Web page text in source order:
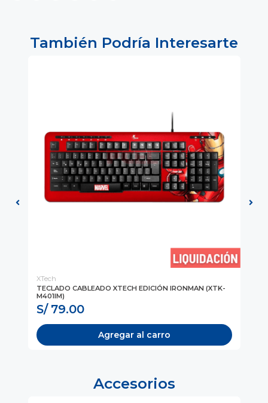
También Podría Interesarte
XTech
TECLADO CABLEADO XTECH EDICIÓN IRONMAN (XTK-
M401IM)
S/ 79.00
Agregar al carro
Accesorios